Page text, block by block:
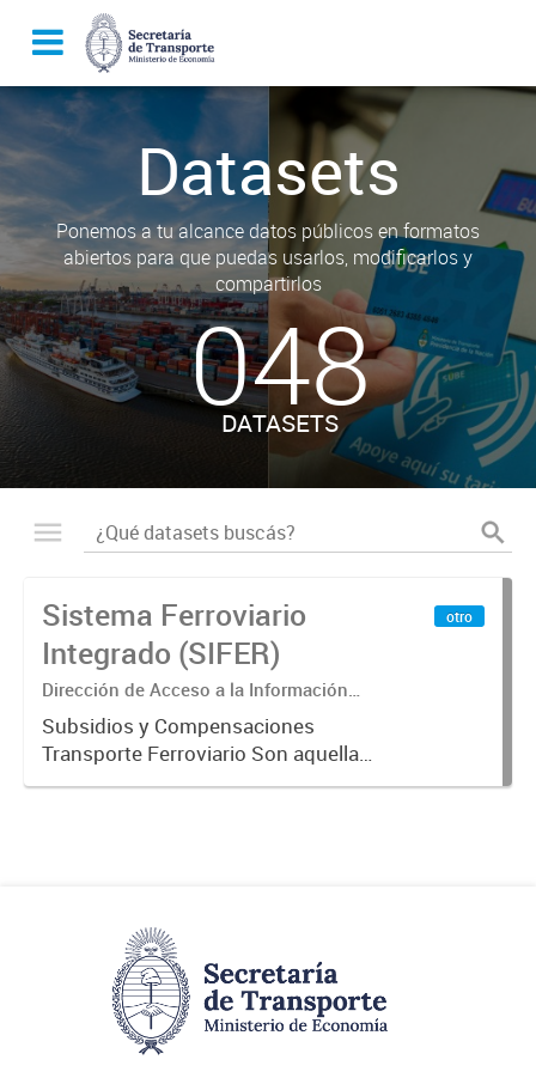
Datasets
Ponemos a tu alcance datos públicos en formatos
abiertos para que puedas usarlos, modificarlos y
compartirlos
048
DATASETS
Sistema Ferroviario
Integrado (SIFER)
Dirección de Acceso a la Información
Pública y Transparencia
Subsidios y Compensaciones
Transporte Ferroviario Son aquellas
transferencias realizadas por la
otro